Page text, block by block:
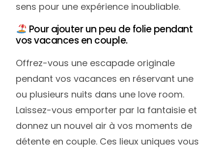
sens pour une expérience inoubliable.
Pour ajouter un peu de folie pendant
vos vacances en couple.
Offrez-vous une escapade originale
pendant vos vacances en réservant une
ou plusieurs nuits dans une love room.
Laissez-vous emporter par la fantaisie et
donnez un nouvel air à vos moments de
détente en couple. Ces lieux uniques vous